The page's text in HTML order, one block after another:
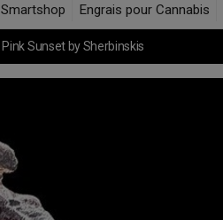
Smartshop Engrais pour Cannabis
Pink Sunset by Sherbinskis